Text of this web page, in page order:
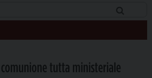
comunione tutta ministeriale